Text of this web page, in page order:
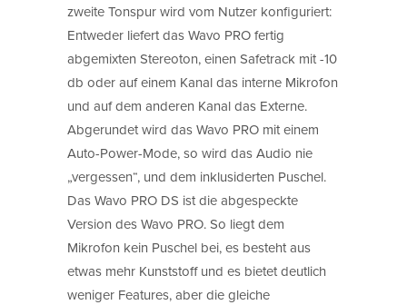
zweite Tonspur wird vom Nutzer konfiguriert:
Entweder liefert das Wavo PRO fertig
abgemixten Stereoton, einen Safetrack mit -10
db oder auf einem Kanal das interne Mikrofon
und auf dem anderen Kanal das Externe.
Abgerundet wird das Wavo PRO mit einem
Auto-Power-Mode, so wird das Audio nie
„vergessen“, und dem inklusiderten Puschel.
Das Wavo PRO DS ist die abgespeckte
Version des Wavo PRO. So liegt dem
Mikrofon kein Puschel bei, es besteht aus
etwas mehr Kunststoff und es bietet deutlich
weniger Features, aber die gleiche